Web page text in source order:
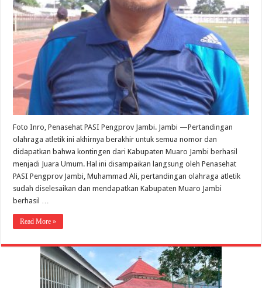
Foto Inro, Penasehat PASI Pengprov Jambi. Jambi —Pertandingan
olahraga atletik ini akhirnya berakhir untuk semua nomor dan
didapatkan bahwa kontingen dari Kabupaten Muaro Jambi berhasil
menjadi Juara Umum. Hal ini disampaikan langsung oleh Penasehat
PASI Pengprov Jambi, Muhammad Ali, pertandingan olahraga atletik
sudah diselesaikan dan mendapatkan Kabupaten Muaro Jambi
berhasil …
Read More »